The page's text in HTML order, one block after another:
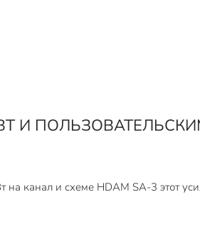
И
канал и схеме HDAM SA-3 этот